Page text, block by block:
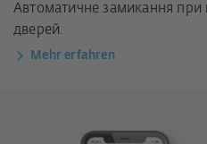
Автоматичне замикання при
дверей.
Mehr erfahren